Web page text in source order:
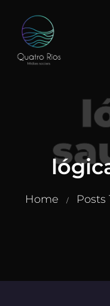
Home / Posts